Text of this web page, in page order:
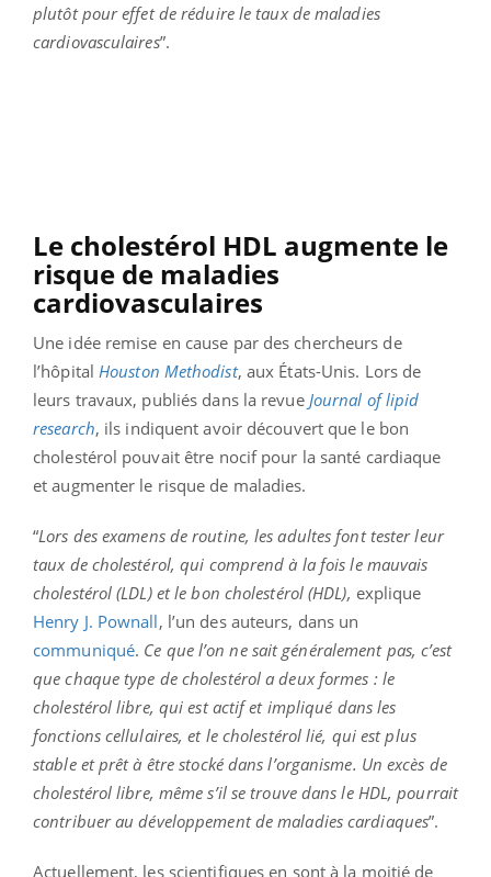
plutôt pour effet de réduire le taux de maladies
cardiovasculaires”.
Le cholestérol HDL augmente le
risque de maladies
cardiovasculaires
Une idée remise en cause par des chercheurs de
l’hôpital Houston Methodist, aux États-Unis. Lors de
leurs travaux, publiés dans la revue Journal of lipid
research, ils indiquent avoir découvert que le bon
cholestérol pouvait être nocif pour la santé cardiaque
et augmenter le risque de maladies.
“Lors des examens de routine, les adultes font tester leur
taux de cholestérol, qui comprend à la fois le mauvais
cholestérol (LDL) et le bon cholestérol (HDL), explique
Henry J. Pownall, l’un des auteurs, dans un
communiqué. Ce que l’on ne sait généralement pas, c’est
que chaque type de cholestérol a deux formes : le
cholestérol libre, qui est actif et impliqué dans les
fonctions cellulaires, et le cholestérol lié, qui est plus
stable et prêt à être stocké dans l’organisme. Un excès de
cholestérol libre, même s’il se trouve dans le HDL, pourrait
contribuer au développement de maladies cardiaques”.
Actuellement, les scientifiques en sont à la moitié de